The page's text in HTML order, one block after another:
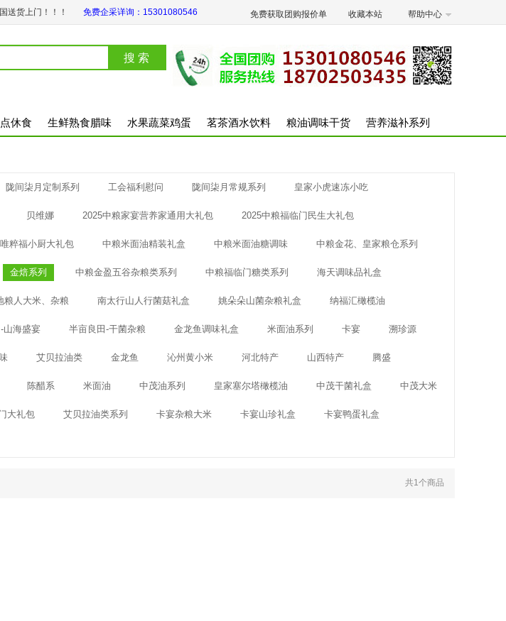
送货上门！！！ 免费企采详询：15301080546 免费获取团购报价单 收藏本站 帮助中心
休食 生鲜熟食腊味 水果蔬菜鸡蛋 茗茶酒水饮料 粮油调味干货 营养滋补系列
陇间柒月定制系列 工会福利慰问 陇间柒月常规系列 皇家小虎速冻小吃
贝维娜 2025中粮家宴营养家通用大礼包 2025中粮福临门民生大礼包
粹福小厨大礼包 中粮米面油精装礼盒 中粮米面油糖调味 中粮金花、皇家粮仓系列
金焙系列 中粮金盈五谷杂粮类系列 中粮福临门糖类系列 海天调味品礼盒
粮人大米、杂粮 南太行山人行菌菇礼盒 姚朵朵山菌杂粮礼盒 纳福汇橄榄油
山海盛宴 半亩良田-干菌杂粮 金龙鱼调味礼盒 米面油系列 卡宴 溯珍源
艾贝拉油类 金龙鱼 沁州黄小米 河北特产 山西特产 腾盛
陈醋系 米面油 中茂油系列 皇家塞尔塔橄榄油 中茂干菌礼盒 中茂大米
大礼包 艾贝拉油类系列 卡宴杂粮大米 卡宴山珍礼盒 卡宴鸭蛋礼盒
共1个商品